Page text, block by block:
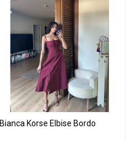
Bianca Korse Elbise Bordo